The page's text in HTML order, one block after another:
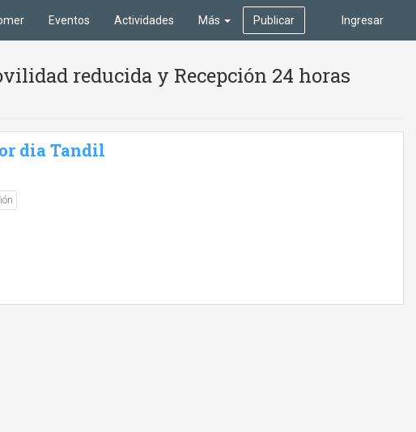
Ingresar
Eventos Actividades Más Publicar
reducida y Recepción 24 horas
dia Tandil